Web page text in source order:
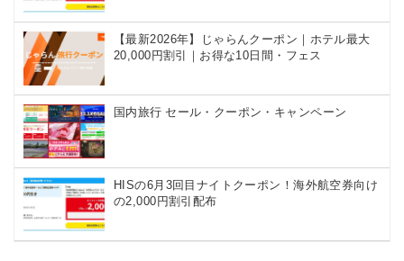
04/20 Trip.com) ベトナム航空 10%OFFクーポン
04/20 Trip.com) ホテル 最大2,500円OFFクーポン
04/20 Trip.com) 海外航空券 最大2,500円OFFクーポン
04/20 Trip.com) 海外航空券+ホテル 最大5,000円OFFクーポン
04/15 HIS) 海外ツアー緊急タイムセール
04/14 HIS) 海外ツアー緊急タイムセール(関西発)
04/13 Trip.com) 海外航空券+ホテル 最大5,000円OFFクーポン
04/13 Trip.com) ホテル 最大2,500円OFFクーポン
【最新2026年】じゃらんクーポン｜ホテル最大
20,000円割引｜お得な10日間・フェス
国内旅行 セール・クーポン・キャンペーン
HISの6月3回目ナイトクーポン！海外航空券向け
の2,000円割引配布